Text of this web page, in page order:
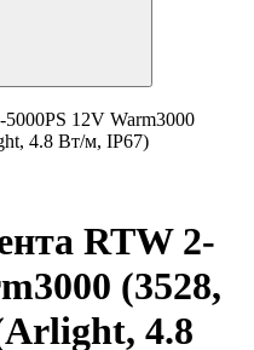
12V Warm3000
4.8 Вт/м, IP67)
RTW 2-
(3528,
4.8